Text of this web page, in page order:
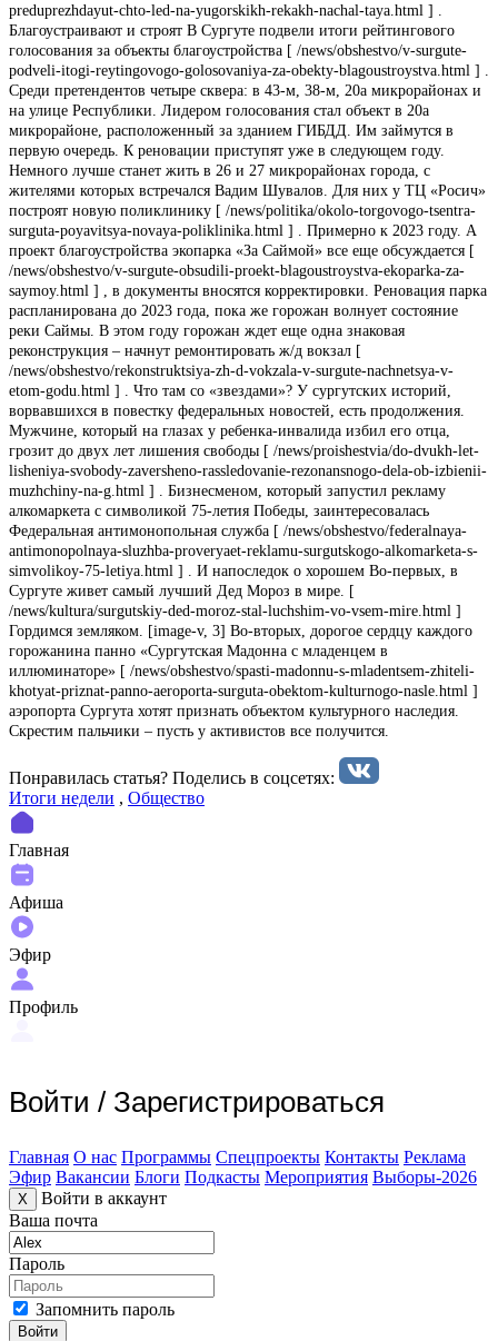
preduprezhdayut-chto-led-na-yugorskikh-rekakh-nachal-taya.html ] .
Благоустраивают и строят В Сургуте подвели итоги рейтингового
голосования за объекты благоустройства [ /news/obshestvo/v-surgute-
podveli-itogi-reytingovogo-golosovaniya-za-obekty-blagoustroystva.html ] .
Среди претендентов четыре сквера: в 43-м, 38-м, 20а микрорайонах и
на улице Республики. Лидером голосования стал объект в 20а
микрорайоне, расположенный за зданием ГИБДД. Им займутся в
первую очередь. К реновации приступят уже в следующем году.
Немного лучше станет жить в 26 и 27 микрорайонах города, с
жителями которых встречался Вадим Шувалов. Для них у ТЦ «Росич»
построят новую поликлинику [ /news/politika/okolo-torgovogo-tsentra-
surguta-poyavitsya-novaya-poliklinika.html ] . Примерно к 2023 году. А
проект благоустройства экопарка «За Саймой» все еще обсуждается [
/news/obshestvo/v-surgute-obsudili-proekt-blagoustroystva-ekoparka-za-
saymoy.html ] , в документы вносятся корректировки. Реновация парка
распланирована до 2023 года, пока же горожан волнует состояние
реки Саймы. В этом году горожан ждет еще одна знаковая
реконструкция – начнут ремонтировать ж/д вокзал [
/news/obshestvo/rekonstruktsiya-zh-d-vokzala-v-surgute-nachnetsya-v-
etom-godu.html ] . Что там со «звездами»? У сургутских историй,
ворвавшихся в повестку федеральных новостей, есть продолжения.
Мужчине, который на глазах у ребенка-инвалида избил его отца,
грозит до двух лет лишения свободы [ /news/proishestvia/do-dvukh-let-
lisheniya-svobody-zaversheno-rassledovanie-rezonansnogo-dela-ob-izbienii-
muzhchiny-na-g.html ] . Бизнесменом, который запустил рекламу
алкомаркета с символикой 75-летия Победы, заинтересовалась
Федеральная антимонопольная служба [ /news/obshestvo/federalnaya-
antimonopolnaya-sluzhba-proveryaet-reklamu-surgutskogo-alkomarketa-s-
simvolikoy-75-letiya.html ] . И напоследок о хорошем Во-первых, в
Сургуте живет самый лучший Дед Мороз в мире. [
/news/kultura/surgutskiy-ded-moroz-stal-luchshim-vo-vsem-mire.html ]
Гордимся земляком. [image-v, 3] Во-вторых, дорогое сердцу каждого
горожанина панно «Сургутская Мадонна с младенцем в
иллюминаторе» [ /news/obshestvo/spasti-madonnu-s-mladentsem-zhiteli-
khotyat-priznat-panno-aeroporta-surguta-obektom-kulturnogo-nasle.html ]
аэропорта Сургута хотят признать объектом культурного наследия.
Скрестим пальчики – пусть у активистов все получится.
Понравилась статья? Поделиcь в соцсетях:
Итоги недели , Общество
Главная
Афиша
Эфир
Профиль
Войти / Зарегистрироваться
Главная О нас Программы Спецпроекты Контакты Реклама
Эфир Вакансии Блоги Подкасты Мероприятия Выборы-2026
X
Войти в аккаунт
Ваша почта
Пароль
Запомнить пароль
Войти